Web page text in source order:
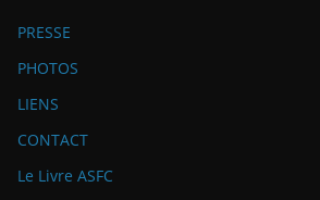
PRESSE
PHOTOS
LIENS
CONTACT
Le Livre ASFC